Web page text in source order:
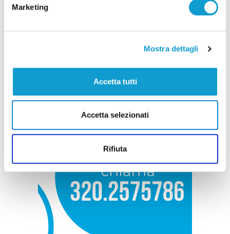
Marketing
Mostra dettagli
Accetta tutti
Accetta selezionati
Rifiuta